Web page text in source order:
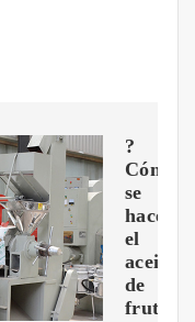
?
Cómo
se
hace
el
aceite
de
frutos